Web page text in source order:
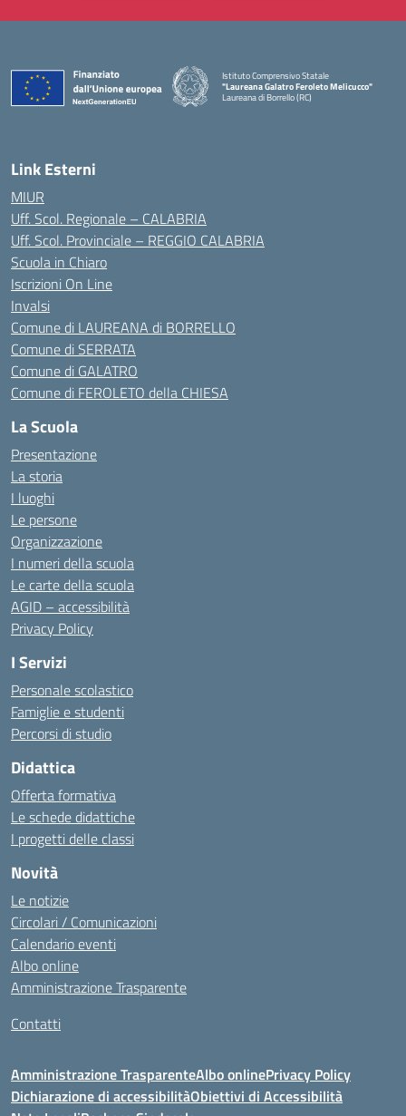
Istituto Comprensivo Statale
"Laureana Galatro Feroleto Melicucco"
Laureana di Borrello (RC)
Link Esterni
MIUR
Uff. Scol. Regionale – CALABRIA
Uff. Scol. Provinciale – REGGIO CALABRIA
Scuola in Chiaro
Iscrizioni On Line
Invalsi
Comune di LAUREANA di BORRELLO
Comune di SERRATA
Comune di GALATRO
Comune di FEROLETO della CHIESA
La Scuola
Presentazione
La storia
I luoghi
Le persone
Organizzazione
I numeri della scuola
Le carte della scuola
AGID – accessibilità
Privacy Policy
I Servizi
Personale scolastico
Famiglie e studenti
Percorsi di studio
Didattica
Offerta formativa
Le schede didattiche
I progetti delle classi
Novità
Le notizie
Circolari / Comunicazioni
Calendario eventi
Albo online
Amministrazione Trasparente
Contatti
Amministrazione TrasparenteAlbo onlinePrivacy Policy
Dichiarazione di accessibilitàObiettivi di Accessibilità